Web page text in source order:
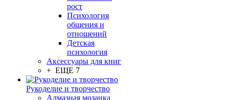
рост
Психология
общения и
отношений
Детская
психология
Аксессуары для книг
+ ЕЩЕ 7
Рукоделие и творчество
Алмазная мозаика